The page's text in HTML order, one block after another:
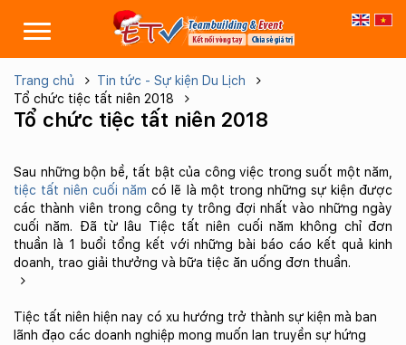
Trang chủ
Tin tức - Sự kiện Du Lịch
Tổ chức tiệc tất niên 2018
Tổ chức tiệc tất niên 2018
Sau những bộn bề, tất bật của công việc trong suốt một năm,
tiệc tất niên cuối năm có lẽ là một trong những sự kiện được
các thành viên trong công ty trông đợi nhất vào những ngày
cuối năm. Đã từ lâu Tiệc tất niên cuối năm không chỉ đơn
thuần là 1 buổi tổng kết với những bài báo cáo kết quả kinh
doanh, trao giải thưởng và bữa tiệc ăn uống đơn thuần.
Tiệc tất niên hiện nay có xu hướng trở thành sự kiện mà ban
lãnh đạo các doanh nghiệp mong muốn lan truyền sự hứng